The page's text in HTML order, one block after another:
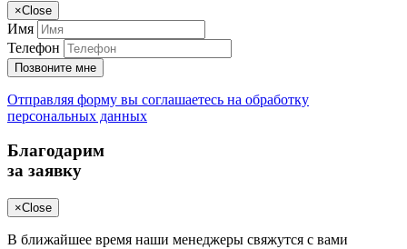
×Close
Имя
Телефон
Позвоните мне
Отправляя форму вы соглашаетесь на обработку
персональных данных
Благодарим
за заявку
×Close
В ближайшее время наши менеджеры свяжутся с вами